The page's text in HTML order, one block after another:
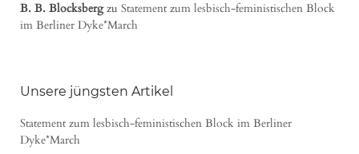
B. B. Blocksbergzu Statement zum lesbisch-feministischen Block
im Berliner Dyke*March
Unsere jüngsten Artikel
Statement zum lesbisch-feministischen Block im Berliner
Dyke*March